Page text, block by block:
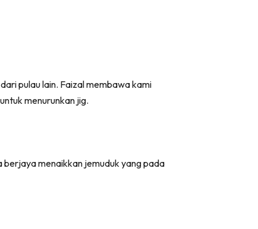
pulau lain. Faizal membawa kami
menurunkan jig.
berjaya menaikkan jemuduk yang pada